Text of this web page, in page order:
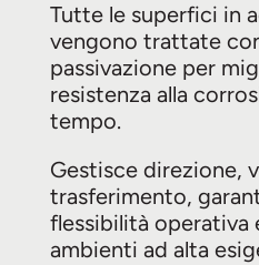
Tutte le superfici in
vengono trattate
passivazione per
resistenza alla
tempo.
Gestisce direzione,
trasferimento,
flessibilità
ambienti ad alta